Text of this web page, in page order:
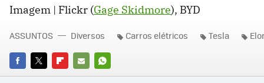
Imagem | Flickr (Gage Skidmore), BYD
FACEBOOK
TWITTERFLIPBOARD
E-
WHATSAPP
ASSUNTOS Diversos Carros elétricos Tesla